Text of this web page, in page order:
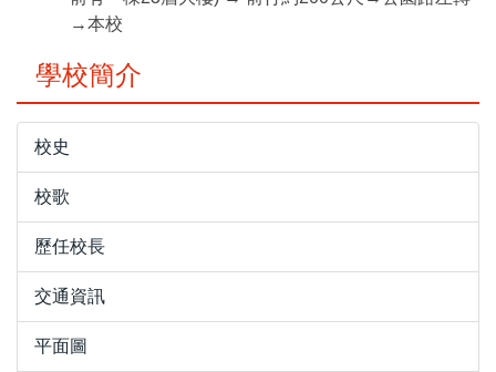
→本校
學校簡介
校史
校歌
歷任校長
交通資訊
平面圖